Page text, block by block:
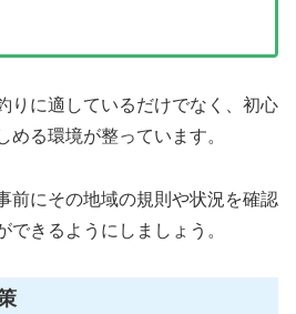
りに適しているだけでなく、初心
める環境が整っています。
前にその地域の規則や状況を確認
できるようにしましょう。